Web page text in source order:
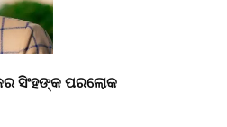
ସିଂହଙ୍କ ପରଲୋକ